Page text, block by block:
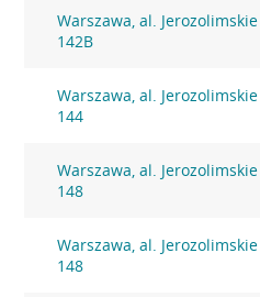
Warszawa, al. Jerozolimskie
142B
Warszawa, al. Jerozolimskie
144
Warszawa, al. Jerozolimskie
148
Warszawa, al. Jerozolimskie
148